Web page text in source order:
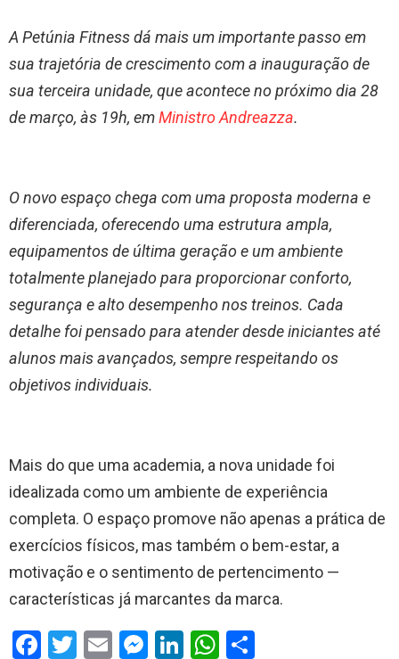
A Petúnia Fitness dá mais um importante passo em
sua trajetória de crescimento com a inauguração de
sua terceira unidade, que acontece no próximo dia 28
de março, às 19h, emMinistro Andreazza.
O novo espaço chega com uma proposta moderna e
diferenciada, oferecendo uma estrutura ampla,
equipamentos de última geração e um ambiente
totalmente planejado para proporcionar conforto,
segurança e alto desempenho nos treinos. Cada
detalhe foi pensado para atender desde iniciantes até
alunos mais avançados, sempre respeitando os
objetivos individuais.
Mais do que uma academia, a nova unidade foi
idealizada como um ambiente de experiência
completa. O espaço promove não apenas a prática de
exercícios físicos, mas também o bem-estar, a
motivação e o sentimento de pertencimento —
características já marcantes da marca.
F
T
E
M Li
W